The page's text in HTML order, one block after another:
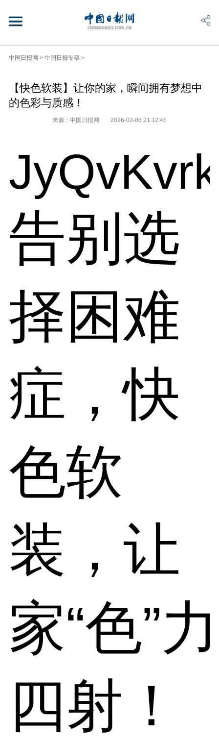
中国日报网 > 中国日报专稿 >
【快色软装】让你的家，瞬间拥有梦想中
的色彩与质感！
来源：中国日报网 2026-02-06 21:12:46
告别选
择困难
症，快
色软
装，让
家“色”力
四射！